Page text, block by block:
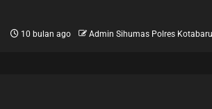
10 bulan ago Admin Sihumas Polres Kotabaru